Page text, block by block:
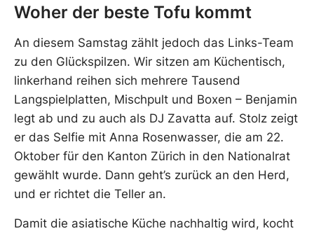
Woher der beste Tofu kommt
An diesem Samstag zählt jedoch das Links-Team
zu den Glückspilzen. Wir sitzen am Küchentisch,
linkerhand reihen sich mehrere Tausend
Langspielplatten, Mischpult und Boxen – Benjamin
legt ab und zu auch als DJ Zavatta auf. Stolz zeigt
er das Selfie mit Anna Rosenwasser, die am 22.
Oktober für den Kanton Zürich in den Nationalrat
gewählt wurde. Dann geht’s zurück an den Herd,
und er richtet die Teller an.
Damit die asiatische Küche nachhaltig wird, kocht